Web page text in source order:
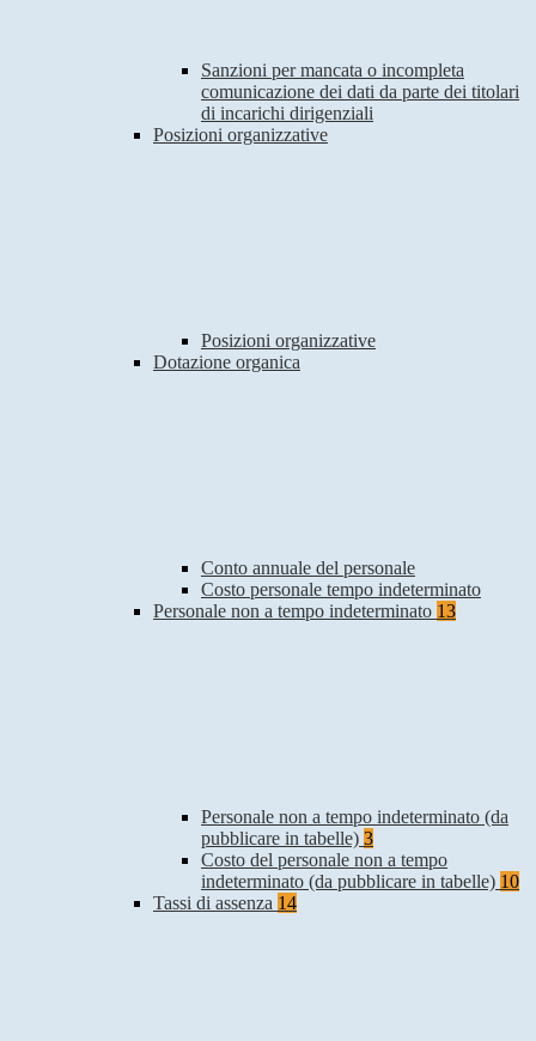
Sanzioni per mancata o incompleta
comunicazione dei dati da parte dei titolari
di incarichi dirigenziali
Posizioni organizzative
Posizioni organizzative
Dotazione organica
Conto annuale del personale
Costo personale tempo indeterminato
Personale non a tempo indeterminato 13
Personale non a tempo indeterminato (da
pubblicare in tabelle) 3
Costo del personale non a tempo
indeterminato (da pubblicare in tabelle) 10
Tassi di assenza 14